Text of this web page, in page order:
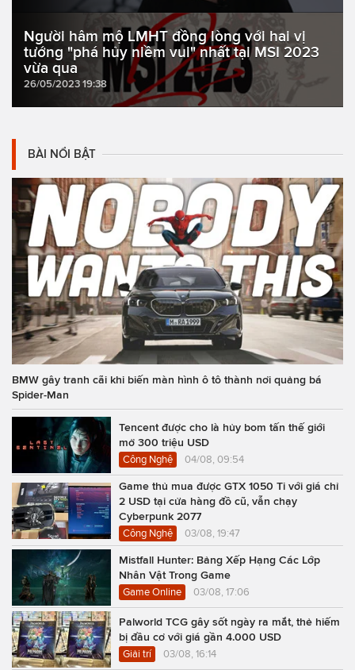
Người hâm mộ LMHT đồng lòng với hai vị
tướng "phá hủy niềm vui" nhất tại MSI 2023
vừa qua
26/05/2023 19:38
BÀI NỔI BẬT
BMW gây tranh cãi khi biến màn hình ô tô thành nơi quảng bá
Spider-Man
Tencent được cho là hủy bom tấn thế giới
mở 300 triệu USD
Công Nghệ 04/08, 09:54
Game thủ mua được GTX 1050 Ti với giá chỉ
2 USD tại cửa hàng đồ cũ, vẫn chạy
Cyberpunk 2077
Công Nghệ 03/08, 19:47
Mistfall Hunter: Bảng Xếp Hạng Các Lớp
Nhân Vật Trong Game
Game Online 03/08, 17:06
Palworld TCG gây sốt ngày ra mắt, thẻ hiếm
bị đầu cơ với giá gần 4.000 USD
Giải trí 03/08, 16:14